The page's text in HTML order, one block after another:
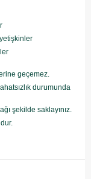
geçemez.
durumunda
şekilde saklayınız.